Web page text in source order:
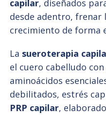
capilar, diseñados
desde adentro, frenar
crecimiento de forma
La sueroterapia
el cuero cabelludo
aminoácidos
debilitados, estrés
PRP capilar,